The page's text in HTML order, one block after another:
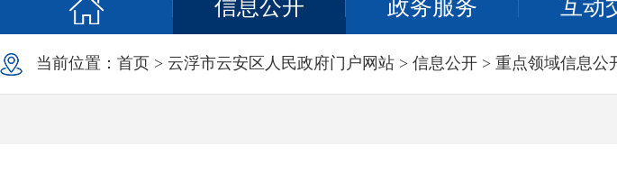
信息公开 政务服务 互动
当前位置： 首页 > 云浮市云安区人民政府门户网站 > 信息公开 > 重点领域信息公